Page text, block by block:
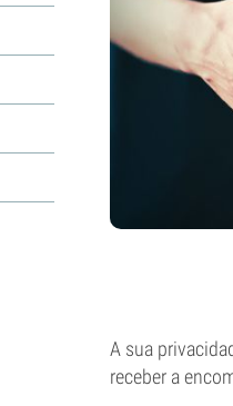
A sua
receber a